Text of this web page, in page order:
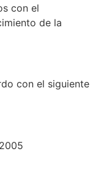
con el
de la
con el siguiente